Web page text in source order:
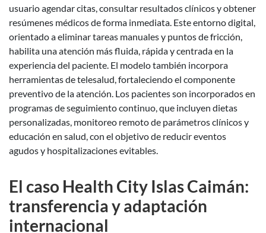
usuario agendar citas, consultar resultados clínicos y obtener
resúmenes médicos de forma inmediata. Este entorno digital,
orientado a eliminar tareas manuales y puntos de fricción,
habilita una atención más fluida, rápida y centrada en la
experiencia del paciente. El modelo también incorpora
herramientas de telesalud, fortaleciendo el componente
preventivo de la atención. Los pacientes son incorporados en
programas de seguimiento continuo, que incluyen dietas
personalizadas, monitoreo remoto de parámetros clínicos y
educación en salud, con el objetivo de reducir eventos
agudos y hospitalizaciones evitables.
El caso Health City Islas Caimán:
transferencia y adaptación
internacional